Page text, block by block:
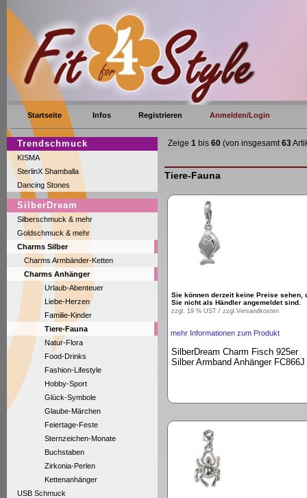
Startseite Infos Registrieren Anmelden/Login
Trendschmuck
KISMA
SterlinX Shamballa
Dancing Stones
SilberDream
Silberschmuck & mehr
Goldschmuck & mehr
Charms Silber
Charms Armbänder-Ketten
Charms Anhänger
Urlaub-Abenteuer
Liebe-Herzen
Familie-Kinder
Tiere-Fauna
Natur-Flora
Food-Drinks
Fashion-Lifestyle
Hobby-Sport
Glück-Symbole
Glaube-Märchen
Feiertage-Feste
Sternzeichen-Monate
Buchstaben
Zirkonia-Perlen
Kettenanhänger
USB Schmuck
Zeige 1 bis 60 (von insgesamt63
Tiere-Fauna
Sie können derzeit keine Preise sehen,
Sie nicht als Händler angemeldet sind.
zzgl. 19 % UST / zzgl.Versandkosten
mehr Informationen zum Produkt
SilberDream Charm Fisch 925er
Silber Armband Anhänger FC866J